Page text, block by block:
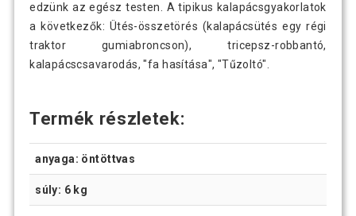
edzünk az egész testen. A tipikus kalapácsgyakorlatok
a következők: Ütés-összetörés (kalapácsütés egy régi
traktor gumiabroncson), tricepsz-robbantó,
kalapácscsavarodás, "fa hasítása", "Tűzoltó".
Termék részletek:
anyaga: öntöttvas
súly: 6 kg